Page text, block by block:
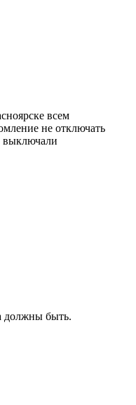
всем
не отключать
выключали
должны быть.